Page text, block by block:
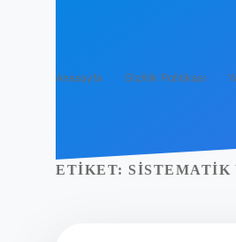
Anasayfa Gizlilik Politikası
ETIKET: SISTEMATIK